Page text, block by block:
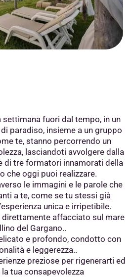
settimana fuori dal tempo, in un
paradiso, insieme a un gruppo
te, stanno percorrendo un
lasciandoti avvolgere dalla
di tre formatori innamorati della
che oggi puoi realizzare.
le immagini e le parole che
a te, come se tu stessi già
unica e irripetibile.
direttamente affacciato sul mare
del Gargano..
e profondo, condotto con
e leggerezza..
preziose per rigenerarti ed
tua consapevolezza